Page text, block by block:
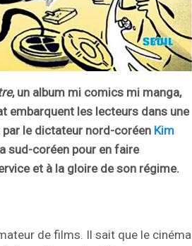
, un album mi comics mi manga,
embarquent les lecteurs dans une
par le dictateur nord-coréen Kim
sud-coréen pour en faire
et à la gloire de son régime.
de films. Il sait que le cinéma